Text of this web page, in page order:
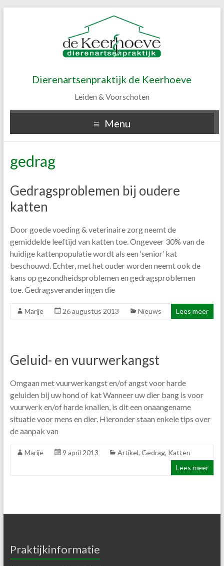
Dierenartsenpraktijk de Keerhoeve
Leiden & Voorschoten
Menu
gedrag
Gedragsproblemen bij oudere
katten
Door goede voeding & veterinaire zorg neemt de
gemiddelde leeftijd van katten toe. Ongeveer 30% van de
huidige kattenpopulatie wordt als een ‘senior’ kat
beschouwd. Echter, met het ouder worden neemt ook de
kans op gezondheidsproblemen en gedragsproblemen
toe. Gedragsveranderingen die
Marije 26 augustus 2013 Nieuws Lees meer
Geluid- en vuurwerkangst
Omgaan met vuurwerkangst en/of angst voor harde
geluiden bij uw hond of kat Wanneer uw dier bang is voor
vuurwerk en/of harde knallen, is dit een onaangename
situatie voor mens en dier. Hieronder staan enkele tips over
de aanpak van
Marije 9 april 2013 Artikel, Gedrag, Katten
Lees meer
Praktijkinformatie